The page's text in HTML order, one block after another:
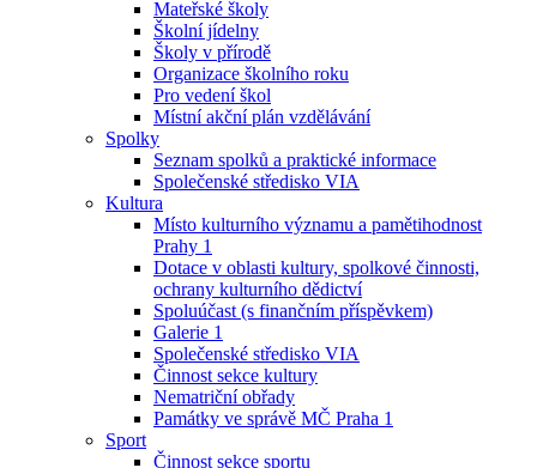
Mateřské školy
Školní jídelny
Školy v přírodě
Organizace školního roku
Pro vedení škol
Místní akční plán vzdělávání
Spolky
Seznam spolků a praktické informace
Společenské středisko VIA
Kultura
Místo kulturního významu a pamětihodnost
Prahy 1
Dotace v oblasti kultury, spolkové činnosti,
ochrany kulturního dědictví
Spoluúčast (s finančním příspěvkem)
Galerie 1
Společenské středisko VIA
Činnost sekce kultury
Nematriční obřady
Památky ve správě MČ Praha 1
Sport
Činnost sekce sportu